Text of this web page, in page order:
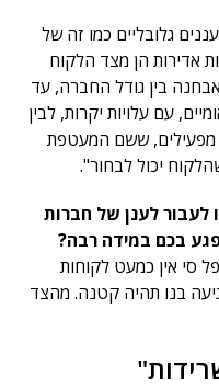
גלובליים כמו זה של
אדירות הן מצד הלקוח
בין גודל החברה, עד
עם עלויות יקרות, לבין
מפעילים, ששם המעטפת
יכול לבחור".
לעבור לענן של חברות
סי אין כמעט לקוחות
בנו תהיה קטנה. מהצד